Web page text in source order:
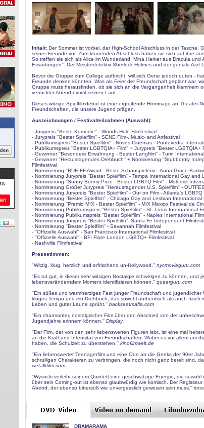
Inhalt: Der Sommer ist vorbei, der High-School Abschluss in der Tasche.
seiner Freunde vor. Zum krönenden Abschluss haben sie sich auf ihre
So treffen sie sich als Alice im Wunderland, Mina Harker aus Dracula und
Erwartungen''. Der Meisterdetektiv Sherlock Holmes und der geniale Arzt
Bevor die Gruppe zum College aufbricht, will sich Gene jedoch outen -
Freunde denken könnten. Was als Feier der Freundschaft geplant war,
Gruppe muss herausfinden, ob sie sich an die Vergangenheit klammern
verrückter Abend nimmt seinen Lauf.
Dieses witzige Spielfilmdebüt ist eine ergreifende Hommage an Theater-
Freundschaften, die unsere Jugend prägen.
Auszeichnungen / Festivalteilnahmen (Auswahl):
- Jurypreis ''Beste Komödie'' - Woods Hole Filmfestival
- Jurypreis ''Bester Spielfilm'' - SENE Film-, Music- and Artfestival
- Publikumspreis ''Bester Spielfilm'' - Novos Cinemas - Pontevedra
- Publikumspreis ''Bester LGBTQIA+ Film'' + Jurypreis ''Bester LGBTQIA+
- Gewinner ''Besondere Erwähnung - Bester Langfilm'' - Turin
- Gewinner ''Herausragendes Drehbuch'' + Nominierung ''Stubbornly
Filmfestival
- Nominierung ''BUEIFF Award - Beste Schauspielerin - Anna Grace
- Nominierung Jurypreis ''Bester Spielfilm'' - Tampa International Gay and
- Nominierung ''Sunny Bunny Prize - Bester LGBTQ Film'' - Molodist
- Nominierung Großer Jurypreis ''Herausragender U.S. Spielfilm'' -
- Nominierung Jurypreis ''Bester Spielfilm'' - Out on Film - Atlanta's LGBTQ
- Nominierung ''Bester Spielfilm'' - Chicago Gay and Lesbian International
- Nominierung ''Premio MIX - Bester Spielfilm'' - MIX Mexico Festival de
- Nominierung Publikumspreis ''Bester Spielfilm'' - St. Louis International
- Nominierung Publikumspreis ''Bester Spielfilm'' - Naples International
- Nominierung Jurypreis ''Bester Spielfilm''- Santa Fe Independent
- Nominierung ''Bester Spielfilm'' - Savannah Filmfestival
- ''Offizielle Auswahl'' - San Francisco International Filmfestival
- ''Offizielle Auswahl'' - BFI Flare London LGBTQ+ Filmfestival
- Nashville Filmfestival
Pressetimmen:
''Witzig, klug, herzlich und erfrischend un-Hollywood.'' nycmovieguru.com
''Es tut gut, in dieser sehr witzigen Nostalgie schwelgen zu können, und
lebensveränderndem Moment identifizieren können.'' queerguru.com
''Ein süßes und warmherziges Fest junger Freundschaft und
kluges Tempo und ein Drehbuch, das sowohl authentisch als auch
Leben und guter Laune sprüht.'' backseatmafia.com
''Ein charmanter, nostalgischer Film über den Abschied von der
Jugendjahre erinnern können.'' Display
''Der Film, der von den sehr liebenswerten Figuren lebt, ist eine mal
an die Kraft und Intensität von Freundschaften. Wobei es vor allem um
haben, die Schulzeit zu überstehen.'' kinofilmwelt.de
''Ein liebenswerter Teenagerfilm und eine Ode an die Geeks der 90er
schrulligen Charakteren zu verbringen, die noch nicht ganz bereit sind,
wetalkfilm.com
''Wysocki verleiht seinem Quintett eine geschwätzige Energie, die
über sein Coming-out ist ebenso glaubwürdig wie komisch. Der
Abend, der ebenso bittersüß wie unvergesslich gewesen sein muss.''
DRAMARAMA